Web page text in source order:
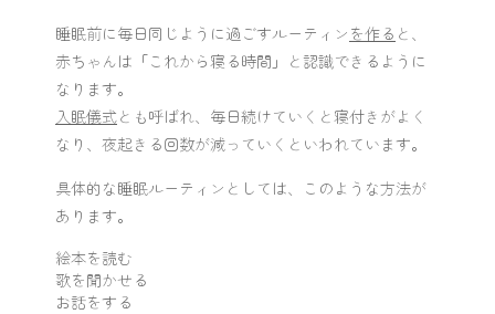
睡眠前に毎日同じように過ごすルーティン を作る と、
赤ちゃんは「これから寝る時間」と認識できるように
なります。
入眠儀式とも呼ばれ、毎日続けていくと寝付きがよく
なり、夜起きる回数が減っていくといわれています。
具体的な睡眠ルーティンとしては、このような方法が
あります。
絵本を読む
歌を聞かせる
お話をする